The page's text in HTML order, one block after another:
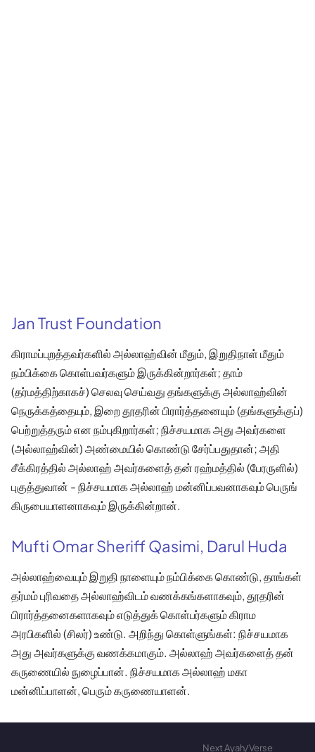
Jan Trust Foundation
கிராமப்புறத்தவர்களில் அல்லாஹ்வின் மீதும், இறுதிநாள் மீதும்
நம்பிக்கை கொள்பவர்களும் இருக்கின்றார்கள்; தாம்
(தர்மத்திற்காகச்) செலவு செய்வது தங்களுக்கு அல்லாஹ்வின்
நெருக்கத்தையும், இறை தூதரின் பிரார்த்தனையும் (தங்களுக்குப்)
பெற்றுத்தரும் என நம்புகிறார்கள்; நிச்சயமாக அது அவர்களை
(அல்லாஹ்வின்) அண்மையில் கொண்டு சேர்ப்பதுதான்; அதி
சீக்கிரத்தில் அல்லாஹ் அவர்களைத் தன் ரஹ்மத்தில் (பேரருளில்)
புகுத்துவான் - நிச்சயமாக அல்லாஹ் மன்னிப்பவனாகவும் பெருங்
கிருபையாளனாகவும் இருக்கின்றான்.
Mufti Omar Sheriff Qasimi, Darul Huda
அல்லாஹ்வையும் இறுதி நாளையும் நம்பிக்கை கொண்டு, தாங்கள்
தர்மம் புரிவதை அல்லாஹ்விடம் வணக்கங்களாகவும், தூதரின்
பிரார்த்தனைகளாகவும் எடுத்துக் கொள்பர்களும் கிராம
அரபிகளில் (சிலர்) உண்டு. அறிந்து கொள்ளுங்கள்: நிச்சயமாக
அது அவர்களுக்கு வணக்கமாகும். அல்லாஹ் அவர்களைத் தன்
கருணையில் நுழைப்பான். நிச்சயமாக அல்லாஹ் மகா
மன்னிப்பாளன், பெரும் கருணையாளன்.
Next Ayah/Verse